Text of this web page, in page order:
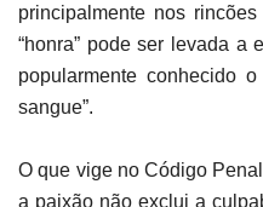
principalmente nos
“honra” pode ser levada a
popularmente conhecido
sangue”.
O que vige no Código
a paixão não exclui a